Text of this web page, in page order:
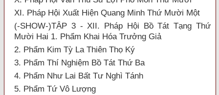
XI. Pháp Hội Xuất Hiện Quang Minh Thứ Mười Một
(-SHOW-)TẬP 3 - XII. Pháp Hội Bồ Tát Tạng Thứ
Mười Hai 1. Phẩm Khai Hóa Trưởng Giả
2. Phẩm Kim Tỳ La Thiên Thọ Ký
3. Phẩm Thí Nghiệm Bồ Tát Thứ Ba
4. Phẩm Như Lai Bất Tư Nghì Tánh
5. Phẩm Tứ Vô Lượng